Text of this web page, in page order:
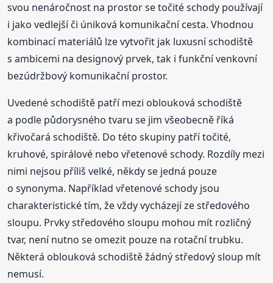
svou nenáročnost na prostor se točité schody používají
i jako vedlejší či úniková komunikační cesta. Vhodnou
kombinací materiálů lze vytvořit jak luxusní schodiště
s ambicemi na designový prvek, tak i funkční venkovní
bezúdržbový komunikační prostor.
Uvedené schodiště patří mezi oblouková schodiště
a podle půdorysného tvaru se jim všeobecně říká
křivočará schodiště. Do této skupiny patří točité,
kruhové, spirálové nebo vřetenové schody. Rozdíly mezi
nimi nejsou příliš velké, někdy se jedná pouze
o synonyma. Například vřetenové schody jsou
charakteristické tím, že vždy vycházejí ze středového
sloupu. Prvky středového sloupu mohou mít rozličný
tvar, není nutno se omezit pouze na rotační trubku.
Některá oblouková schodiště žádný středový sloup mít
nemusí.